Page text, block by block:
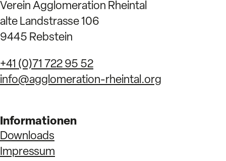
Verein Agglomeration Rheintal
alte Landstrasse 106
9445 Rebstein
+41 (0)71 722 95 52
info@agglomeration-rheintal.org
Informationen
Downloads
Impressum